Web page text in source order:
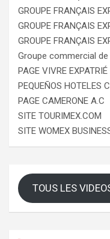
GROUPE FRANÇAIS
GROUPE FRANÇAIS
GROUPE FRANÇAIS
Groupe commercial
PAGE VIVRE
PEQUEÑOS HOTELES
PAGE CAMERONE A.C
SITE TOURIMEX.COM
SITE WOMEX
TOUS LES